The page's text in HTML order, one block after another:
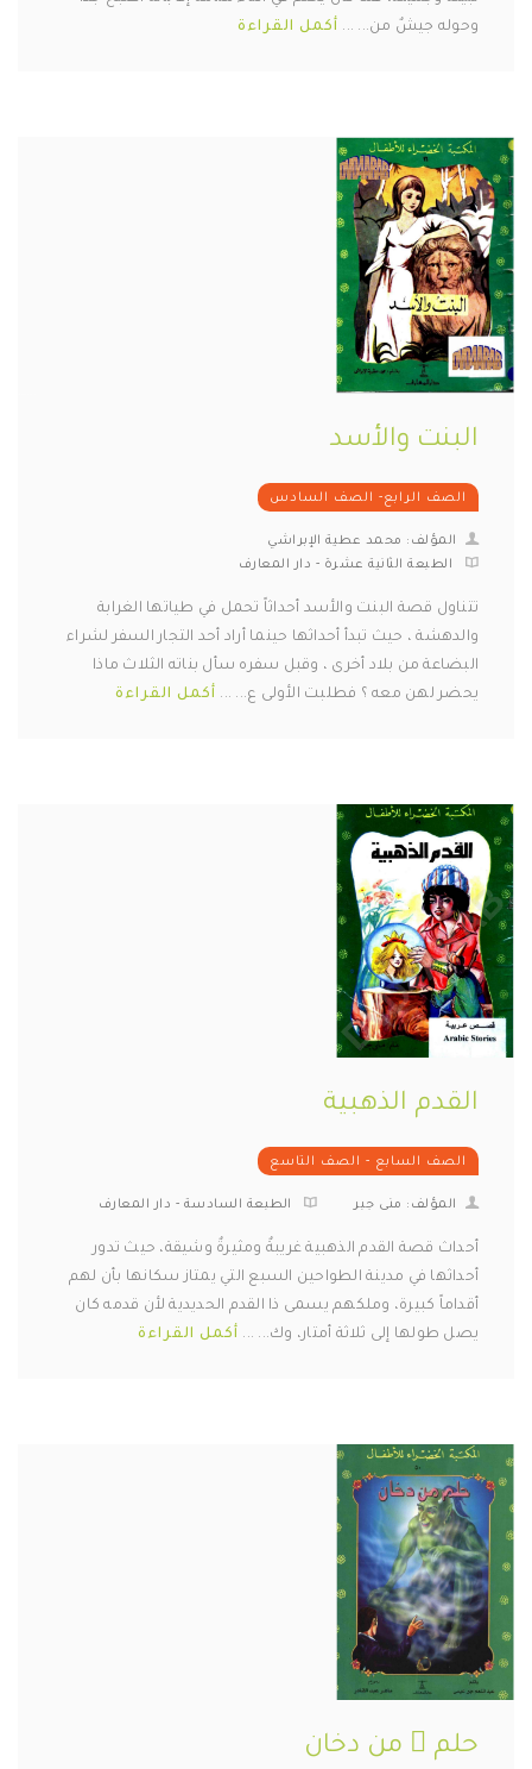
وحوله جيشٌ من... ... أكمل القراءة
البنت والأسد
الصف الرابع- الصف السادس
المؤلف: محمد عطية الإبراشي
الطبعة الثانية عشرة - دار المعارف
تتناول قصة البنت والأسد أحداثاً تحمل في طياتها الغرابة
والدهشة ، حيث تبدأ أحداثها حينما أراد أحد التجار السفر لشراء
البضاعة من بلاد أخرى ، وقبل سفره سأل بناته الثلاث ماذا
يحضر لهن معه ؟ فطلبت الأولى ع... ... أكمل القراءة
القدم الذهبية
الصف السابع - الصف التاسع
المؤلف: منى جبر الطبعة السادسة - دار المعارف
أحداث قصة القدم الذهبية غريبةٌ ومثيرةٌ وشيقة، حيث تدور
أحداثها في مدينة الطواحين السبع التي يمتاز سكانها بأن لهم
أقداماً كبيرة، وملكهم يسمى ذا القدم الحديدية لأن قدمه كان
يصل طولها إلى ثلاثة أمتار، وك... ... أكمل القراءة
حلم ٌ من دخان